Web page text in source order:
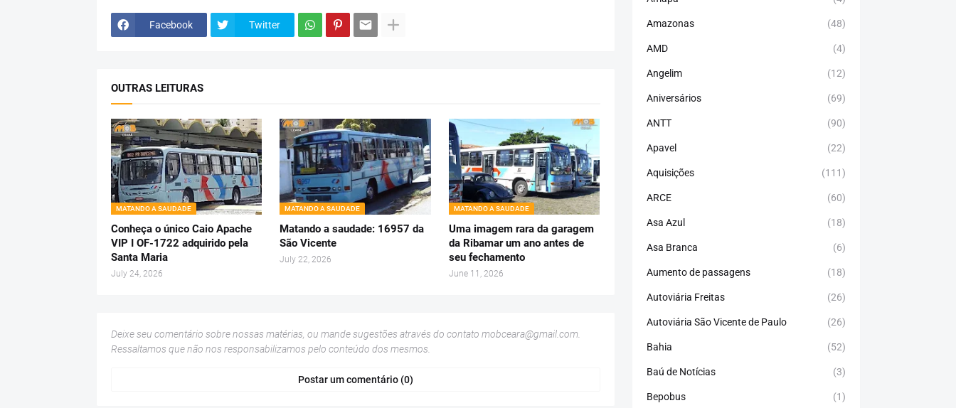
Facebook Twitter
OUTRAS LEITURAS
MATANDO A SAUDADE
Conheça o único Caio Apache
VIP I OF-1722 adquirido pela
Santa Maria
July 24, 2026
MATANDO A SAUDADE
Matando a saudade: 16957 da
São Vicente
July 22, 2026
MATANDO A SAUDADE
Uma imagem rara da garagem
da Ribamar um ano antes de
seu fechamento
June 11, 2026
Deixe seu comentário sobre nossas matérias, ou mande sugestões através do contato mobceara@gmail.com.
Ressaltamos que não nos responsabilizamos pelo conteúdo dos mesmos.
Postar um comentário (0)
Amazonas (48)
AMD (4)
Angelim (12)
Aniversários (69)
ANTT (90)
Apavel (22)
Aquisições (111)
ARCE (60)
Asa Azul (18)
Asa Branca (6)
Aumento de passagens (18)
Autoviária Freitas (26)
Autoviária São Vicente de Paulo (26)
Bahia (52)
Baú de Notícias (3)
Bepobus (1)